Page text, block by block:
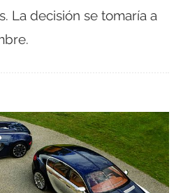
La decisión se tomaría a